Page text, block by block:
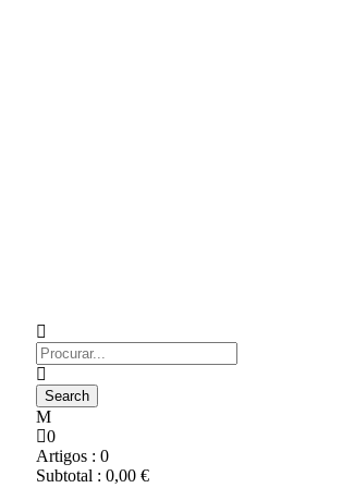
0
Artigos : 0
Subtotal : 0,00 €